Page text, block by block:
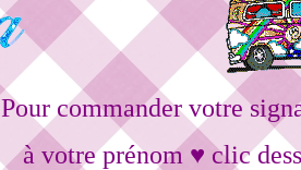
Pour commander votre
à votre prénom ♥ clic